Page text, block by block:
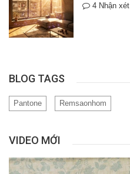
4 Nhận xét
BLOG TAGS
Pantone Remsaonhom
VIDEO MỚI